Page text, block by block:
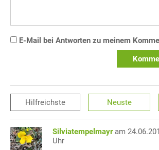
E-Mail bei Antworten zu meinem
Hilfreichste Neuste
Silviatempelmayr am
Uhr